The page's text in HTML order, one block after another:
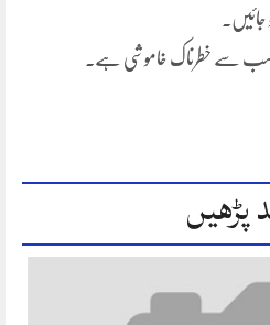
سب سے خطرناک خاموشی ہے۔
پڑھیں